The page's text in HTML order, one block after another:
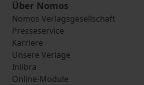
Über Nomos
Nomos Verlagsgesellschaft
Presseservice
Karriere
Unsere Verlage
Inlibra
Online-Module